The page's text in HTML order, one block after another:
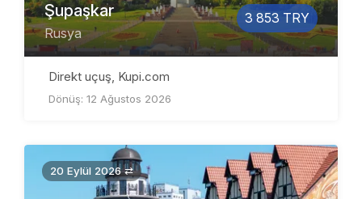
Şupaşkar
Rusya
3 853 TRY
Direkt uçuş, Kupi.com
Dönüş: 12 Ağustos 2026
20 Eylül 2026 ⇄